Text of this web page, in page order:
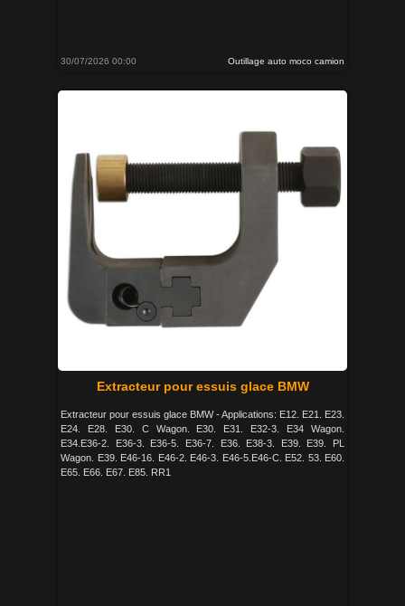
30/07/2026 00:00 Outillage auto moco camion
Extracteur pour essuis glace BMW
Extracteur pour essuis glace BMW - Applications: E12. E21. E23.
E24. E28. E30. C Wagon. E30. E31. E32-3. E34 Wagon.
E34.E36-2. E36-3. E36-5. E36-7. E36. E38-3. E39. E39. PL
Wagon. E39. E46-16. E46-2. E46-3. E46-5.E46-C. E52. 53. E60.
E65. E66. E67. E85. RR1